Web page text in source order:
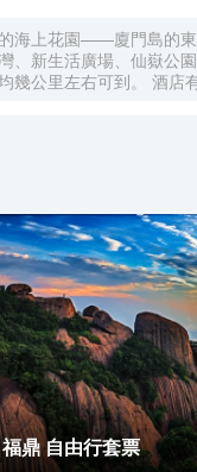
海上花園——廈門島的
、新生活廣場、仙嶽公園
幾公里左右可到。 酒店
福鼎 自由行套票